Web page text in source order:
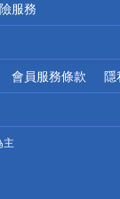
服務
會員服務條款 隱
主